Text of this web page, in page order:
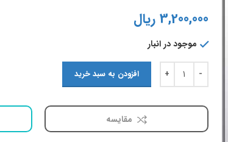
3,200,000 ریال
موجود در انبار
افزودن به سبد خرید
مقایسه